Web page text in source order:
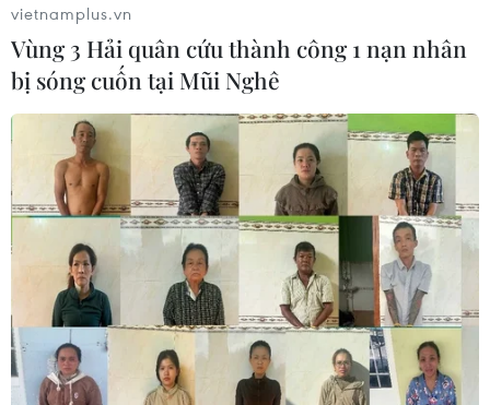
vietnamplus.vn
Vùng 3 Hải quân cứu thành công 1 nạn nhân
bị sóng cuốn tại Mũi Nghê